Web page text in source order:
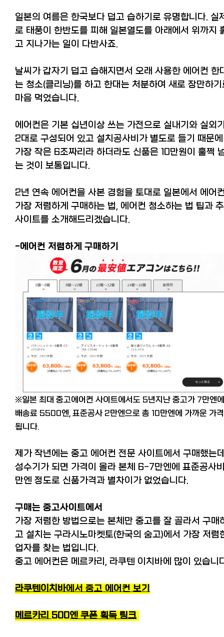
일본의 여름은 한국보다 덥고 습하기로 유명합니다. 실
로 태풍이 한반도를 피해 일본열도를 아래에서 위까지
고 지나가는 일이 다반사죠.
날씨가 갑자기 덥고 습해지면서 오래 사용한 에어컨 한
는 청소(클리닝)를 하고 한대는 처분하여 새로 장만하기
마음 먹었습니다.
에어컨은 기본 십년이상 쓰는 가전으로 실내기와 실외
2대로 구성되어 있고 설치공사비가 별도로 들기 때문에
가장 작은 6조짜리라 하더라도 신품은 10만원이 훌쩍
는 것이 보통입니다.
2년 연속 에어컨을 사본 경험을 토대로 일본에서 에어
가장 저렴하게 구매하는 법, 에어컨 청소하는 법 팁과
사이트를 소개해드리겠습니다.
-에어컨 저렴하게 구매하기
※일본 최대 중고에어컨 사이트에서도 5년지난 중고가 7만엔에
배송료 5500엔, 표준공사 2만엔으로 총 10만엔에 가까운 가
됩니다.
제가 작년에는 중고 에어컨 전문 사이트에서 구매했는
성수기가 되면 가격이 올라 본체 6-7만엔에 표준공사
만엔 정도로 신품가격과 별차이가 없었습니다.
구매는 중고사이트에서
가장 저렴한 방법으로는 본체만 중고를 잘 골라서 구매
고 설치는 구라시노마켓토(한국의 숨고)에서 가장 저렴
업자를 찾는 법입니다.
중고 에어컨은 메르카리, 라쿠텐 이치바에 많이 있습니
라쿠텐이치 바에서 중고 에어컨 보기
메르카리 500엔 쿠폰 획득 링크